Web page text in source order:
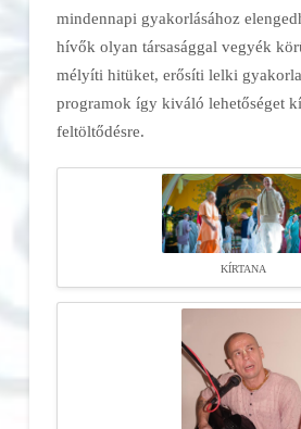
mindennapi gyakorlásához
hívők olyan társasággal vegyék
mélyíti hitüket, erősíti lelki
programok így kiváló lehetőséget
feltöltődésre.
KÍRTANA